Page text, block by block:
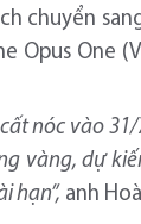
chuyển
Opus
nóc vào
vàng, dự
hạn”, anh